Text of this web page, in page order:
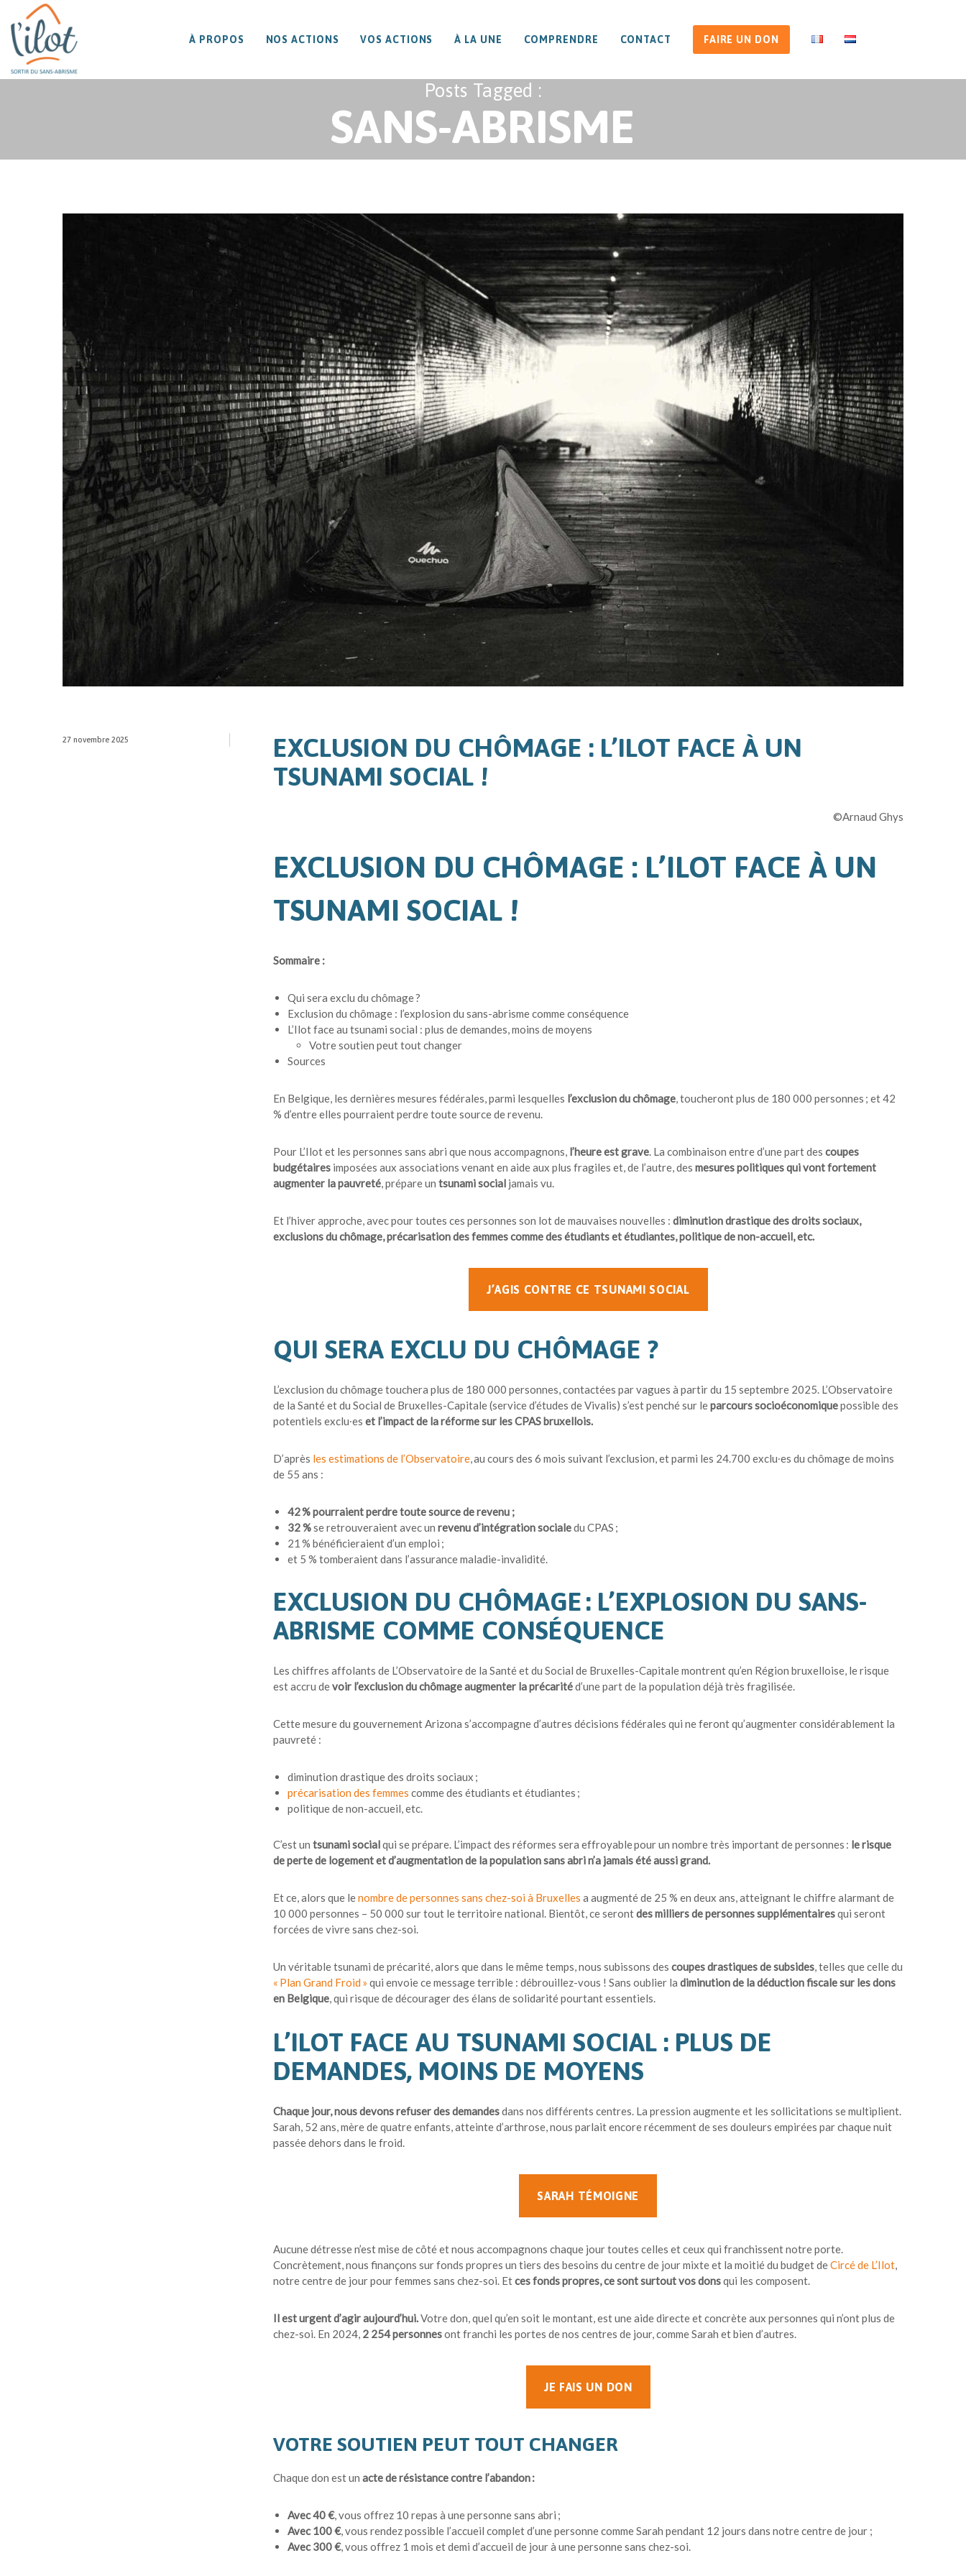
À PROPOS NOS ACTIONS VOS ACTIONS À LA UNE COMPRENDRE CONTACT FAIRE UN DON
Posts Tagged :
SANS-ABRISME
27 novembre 2025
EXCLUSION DU CHÔMAGE : L’ILOT FACE À UN
TSUNAMI SOCIAL !
©Arnaud Ghys
EXCLUSION DU CHÔMAGE : L’ILOT FACE À UN
TSUNAMI SOCIAL!
Sommaire :
Qui sera exclu du chômage ?
Exclusion du chômage : l’explosion du sans-abrisme comme conséquence
L’Ilot face au tsunami social : plus de demandes, moins de moyens
Votre soutien peut tout changer
Sources
En Belgique, les dernières mesures fédérales, parmi lesquelles l’exclusion du chômage, toucheront plus de 180 000 personnes ; et 42
% d’entre elles pourraientperdre toute source de revenu.
Pour L’Ilot et les personnes sans abri que nous accompagnons, l’heure est grave. La combinaison entre d’une part des coupes
budgétairesimposées aux associations venant en aide aux plus fragiles et, de l’autre, des mesures politiques qui vont fortement
augmenter la pauvreté, prépare un tsunami socialjamais vu.
Et l’hiver approche, avec pour toutes ces personnes son lot de mauvaises nouvelles : diminution drastique des droits sociaux,
exclusions du chômage, précarisation des femmes comme des étudiants et étudiantes, politique de non-accueil, etc.
J’AGIS CONTRE CE TSUNAMI SOCIAL
QUI SERA EXCLU DU CHÔMAGE ?
L’exclusion du chômage touchera plus de 180 000 personnes, contactées par vagues à partir du 15 septembre 2025. L’Observatoire
de la Santé et du Social de Bruxelles-Capitale (service d’études de Vivalis) s’est penché sur leparcours socioéconomiquepossible des
potentiels exclu∙es et l’impact de la réforme sur les CPAS bruxellois.
D’après les estimations de l’Observatoire, au cours des 6 mois suivant l’exclusion, et parmi les 24.700 exclu∙es du chômage de moins
de 55 ans :
42 % pourraient perdre toute source de revenu ;
32 %se retrouveraient avec un revenu d’intégration socialedu CPAS ;
21 % bénéficieraient d’un emploi ;
et 5 % tomberaient dans l’assurance maladie-invalidité.
EXCLUSION DU CHÔMAGE : L’EXPLOSION DU SANS-
ABRISME COMME CONSÉQUENCE
Les chiffres affolants de L’Observatoire de la Santé et du Social de Bruxelles-Capitale montrent qu’en Région bruxelloise, le risque
est accru devoir l’exclusion du chômage augmenter la précaritéd’une part de la population déjà très fragilisée.
Cette mesure du gouvernement Arizona s’accompagne d’autres décisions fédérales qui ne feront qu’augmenter considérablement la
pauvreté :
diminution drastique des droits sociaux ;
précarisation des femmes comme des étudiants et étudiantes ;
politique de non-accueil, etc.
C’est un tsunami socialqui se prépare. L’impact des réformes sera effroyable pour un nombre très important de personnes : le risque
de perte de logement et d’augmentation de la population sans abri n’a jamais été aussi grand.
Et ce, alors que lenombre de personnes sans chez-soi à Bruxelles a augmenté de 25 % en deux ans, atteignant le chiffre alarmant de
10 000 personnes – 50 000 sur tout le territoire national. Bientôt, ce serontdes milliers de personnes supplémentairesqui seront
forcées de vivre sans chez-soi.
Un véritable tsunami de précarité, alors que dans le même temps, nous subissons des coupes drastiques de subsides, telles que celle du
« Plan Grand Froid » qui envoie ce message terrible : débrouillez-vous ! Sans oublier la diminution de la déduction fiscale sur les dons
en Belgique, qui risque de décourager des élans de solidarité pourtant essentiels.
L’ILOT FACE AU TSUNAMI SOCIAL : PLUS DE
DEMANDES, MOINS DE MOYENS
Chaque jour, nous devons refuser des demandesdans nos différents centres. La pression augmente et les sollicitations se multiplient.
Sarah, 52 ans, mère de quatre enfants, atteinte d’arthrose, nous parlait encore récemment de ses douleurs empirées par chaque nuit
passée dehors dans le froid.
SARAH TÉMOIGNE
Aucune détresse n’est mise de côté et nous accompagnons chaque jour toutes celles et ceux qui franchissent notre porte.
Concrètement, nous finançons sur fonds propres un tiers des besoins du centre de jour mixte et la moitié du budget deCircé de L’Ilot,
notre centre de jour pour femmes sans chez-soi. Etces fonds propres, ce sont surtout vos donsqui les composent.
Il est urgent d’agir aujourd’hui.Votre don, quel qu’en soit le montant, est une aide directe et concrète aux personnes qui n’ont plus de
chez-soi. En 2024, 2 254 personnesont franchi les portes de nos centres de jour, comme Sarah et bien d’autres.
JE FAIS UN DON
VOTRE SOUTIEN PEUT TOUT CHANGER
Chaque don est un acte de résistance contre l’abandon :
Avec 40 €, vous offrez 10 repas à une personne sans abri ;
Avec 100 €, vous rendez possible l’accueil complet d’une personne comme Sarah pendant 12 jours dans notre centre de jour ;
Avec 300 €, vous offrez 1 mois et demi d’accueil de jour à une personne sans chez-soi.